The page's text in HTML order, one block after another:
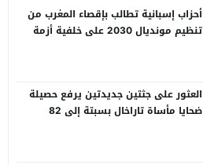
أحزاب إسبانية تطالب بإقصاء المغرب من
تنظيم مونديال 2030 على خلفية أزمة
العثور على جثتين جديدتين يرفع حصيلة
ضحايا مأساة تاراخال بسبتة إلى 82